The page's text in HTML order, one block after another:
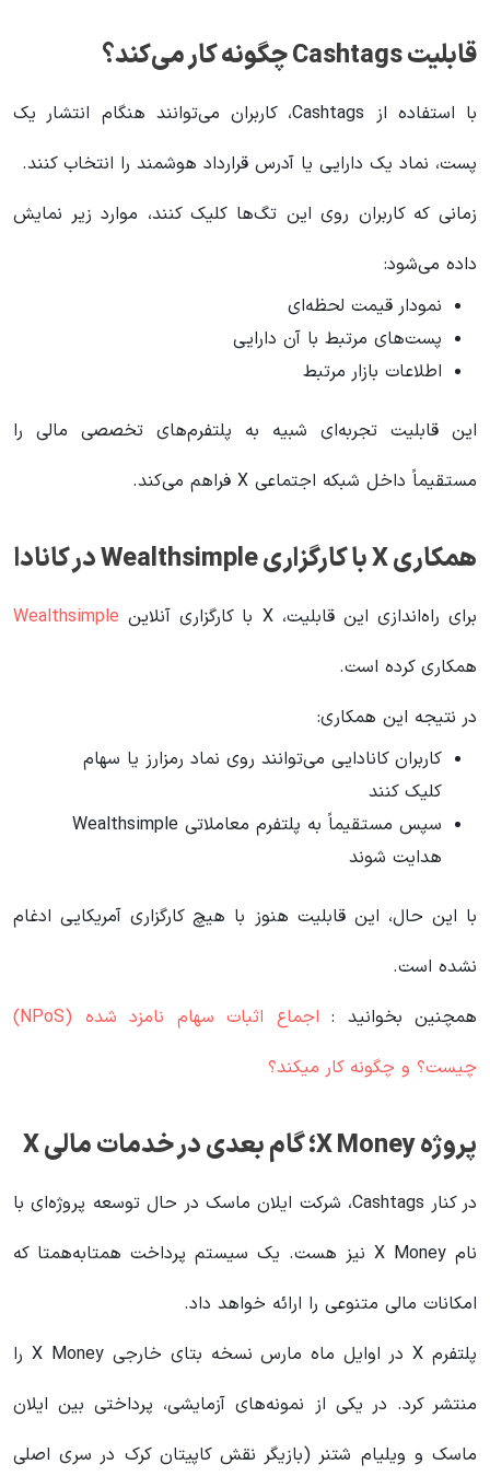
قابلیت Cashtags چگونه کار می‌کند؟
با استفاده از Cashtags، کاربران می‌توانند هنگام انتشار یک
پست، نماد یک دارایی یا آدرس قرارداد هوشمند را انتخاب کنند.
زمانی که کاربران روی این تگ‌ها کلیک کنند، موارد زیر نمایش
داده می‌شود:
نمودار قیمت لحظه‌ای
پست‌های مرتبط با آن دارایی
اطلاعات بازار مرتبط
این قابلیت تجربه‌ای شبیه به پلتفرم‌های تخصصی مالی را
مستقیماً داخل شبکه اجتماعی X فراهم می‌کند.
همکاری X با کارگزاری Wealthsimple در کانادا
برای راه‌اندازی این قابلیت، X با کارگزاری آنلاین
Wealthsimple
همکاری کرده است.
در نتیجه این همکاری:
کاربران کانادایی می‌توانند روی نماد رمزارز یا سهام
کلیک کنند
سپس مستقیماً به پلتفرم معاملاتی Wealthsimple
هدایت شوند
با این حال، این قابلیت هنوز با هیچ کارگزاری آمریکایی ادغام
نشده است.
همچنین بخوانید :
اجماع اثبات سهام نامزد شده (NPoS)
چیست؟ و چگونه کار میکند؟
پروژه X Money؛ گام بعدی در خدمات مالی X
در کنار Cashtags، شرکت ایلان ماسک در حال توسعه پروژه‌ای با
نام X Money نیز هست. یک سیستم پرداخت همتابه‌همتا که
امکانات مالی متنوعی را ارائه خواهد داد.
پلتفرم X در اوایل ماه مارس نسخه بتای خارجی X Money را
منتشر کرد. در یکی از نمونه‌های آزمایشی، پرداختی بین ایلان
ماسک و ویلیام شتنر (بازیگر نقش کاپیتان کرک در سری اصلی